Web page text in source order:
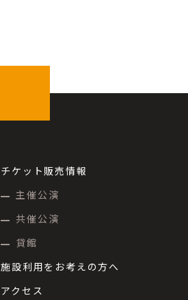
チケット販売情報
主催公演
共催公演
貸館
施設利用をお考えの方へ
アクセス